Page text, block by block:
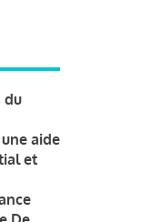
du
aide
et